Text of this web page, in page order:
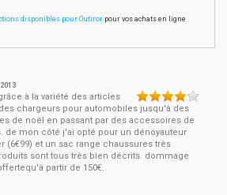
disponibles pour Outiror pour vos achats en ligne
à la variété des articles
chargeurs pour automobiles jusqu'à des
de noël en passant par des accessoires de
de mon côté j'ai opté pour un dénoyauteur
(6€99) et un sac range chaussures très
sont tous très bien décrits. dommage
partir de 150€.